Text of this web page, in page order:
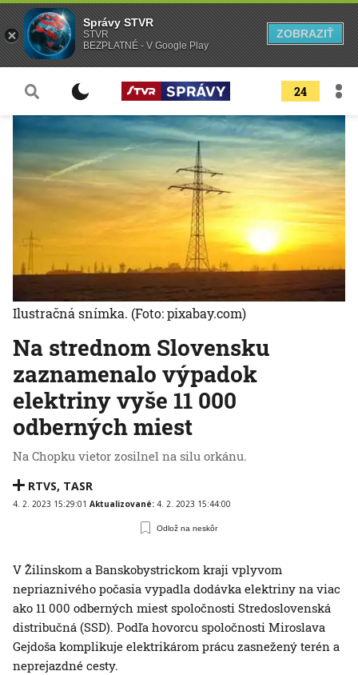
24
Na strednom Slovensku
zaznamenalo výpadok
elektriny vyše 11 000
odberných miest
Na Chopku vietor zosilnel na silu orkánu.
RTVS, TASR
4. 2. 2023 15:29:01 Aktualizované: 4. 2. 2023 15:44:00
Odlož na neskôr
Ilustračná snímka. (Foto: pixabay.com)
V Žilinskom a Banskobystrickom kraji vplyvom
nepriaznivého počasia vypadla dodávka elektriny na viac
ako 11 000 odberných miest spoločnosti Stredoslovenská
distribučná (SSD). Podľa hovorcu spoločnosti Miroslava
Gejdoša komplikuje elektrikárom prácu zasnežený terén a
neprejazdné cesty.
Správy STVR
STVR
BEZPLATNÉ - V Google Play
ZOBRAZIŤ